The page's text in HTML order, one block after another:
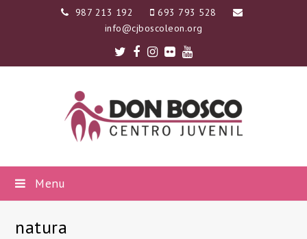
987 213 192
693 793 528
info@cjboscoleon.org
Twitter
Facebook
Instagram
FlickrYoutube
Menu
natura